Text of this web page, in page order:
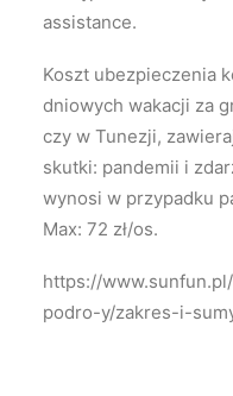
assistance.
Koszt ubezpieczenia
dniowych wakacji za
czy w Tunezji,
skutki: pandemii i
wynosi w przypadku
Max: 72 zł/os.
https://
podro-y/zakres-i-